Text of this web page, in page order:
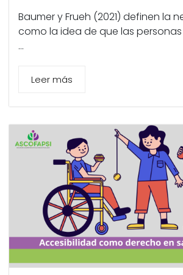
Baumer y Frueh (2021) definen la
como la idea de que las
...
Leer más